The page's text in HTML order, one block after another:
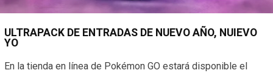
ULTRAPACK DE ENTRADAS DE NUEVO AÑO, NUIEVO
YO
En la tienda en línea de Pokémon GO estará disponible el